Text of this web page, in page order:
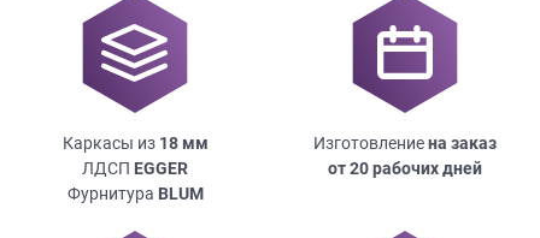
Каркасы из 18мм
ЛДСП EGGER
Фурнитура BLUM
Изготовлениена заказ
от 20 рабочих дней